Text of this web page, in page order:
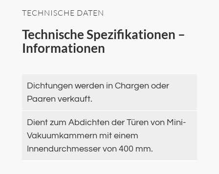
TECHNISCHE DATEN
Technische Spezifikationen –
Informationen
Dichtungen werden in Chargen oder
Paaren verkauft.
Dient zum Abdichten der Türen von Mini-
Vakuumkammern mit einem
Innendurchmesser von 400 mm.